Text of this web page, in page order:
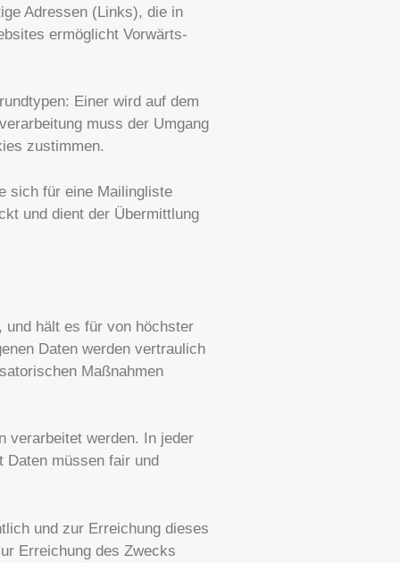
Adressen (Links), die in
ermöglicht Vorwärts-
Einer wird auf dem
muss der Umgang
zustimmen.
sich für eine Mailingliste
und dient der Übermittlung
und hält es für von höchster
Daten werden vertraulich
Maßnahmen
verarbeitet werden. In jeder
Daten müssen fair und
und zur Erreichung dieses
Erreichung des Zwecks